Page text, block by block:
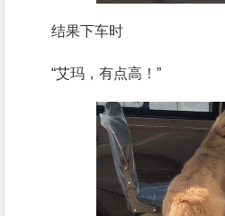
结果下车时
“艾玛，有点高！”